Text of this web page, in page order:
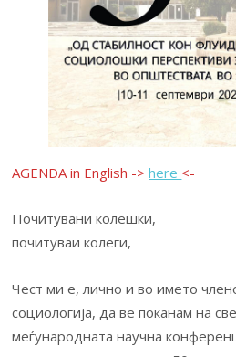
AGENDA in English ->here <-
Почитувани колешки,
почитуваи колеги,
Чест ми е, лично и во името
социологија, да ве поканам на
меѓународната научна